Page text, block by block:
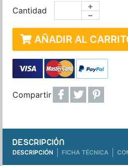
Cantidad −
+
AÑADIR AL
Compartir
DESCRIPCIÓN
DESCRIPCIÓN FICHA TÉCNICA